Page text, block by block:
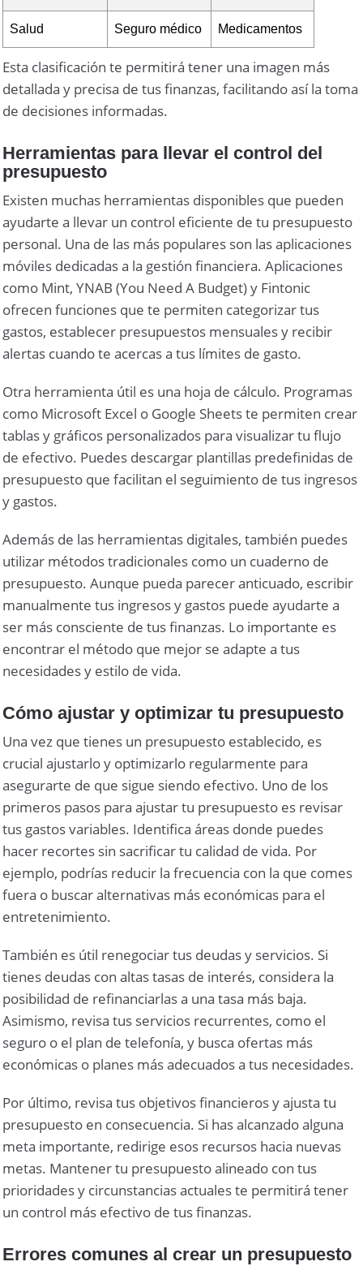
Salud Seguro médico Medicamentos
Esta clasificación te permitirá tener una imagen más
detallada y precisa de tus finanzas, facilitando así la toma
de decisiones informadas.
Herramientas para llevar el control del
presupuesto
Existen muchas herramientas disponibles que pueden
ayudarte a llevar un control eficiente de tu presupuesto
personal. Una de las más populares son las aplicaciones
móviles dedicadas a la gestión financiera. Aplicaciones
como Mint, YNAB (You Need A Budget) y Fintonic
ofrecen funciones que te permiten categorizar tus
gastos, establecer presupuestos mensuales y recibir
alertas cuando te acercas a tus límites de gasto.
Otra herramienta útil es una hoja de cálculo. Programas
como Microsoft Excel o Google Sheets te permiten crear
tablas y gráficos personalizados para visualizar tu flujo
de efectivo. Puedes descargar plantillas predefinidas de
presupuesto que facilitan el seguimiento de tus ingresos
y gastos.
Además de las herramientas digitales, también puedes
utilizar métodos tradicionales como un cuaderno de
presupuesto. Aunque pueda parecer anticuado, escribir
manualmente tus ingresos y gastos puede ayudarte a
ser más consciente de tus finanzas. Lo importante es
encontrar el método que mejor se adapte a tus
necesidades y estilo de vida.
Cómo ajustar y optimizar tu presupuesto
Una vez que tienes un presupuesto establecido, es
crucial ajustarlo y optimizarlo regularmente para
asegurarte de que sigue siendo efectivo. Uno de los
primeros pasos para ajustar tu presupuesto es revisar
tus gastos variables. Identifica áreas donde puedes
hacer recortes sin sacrificar tu calidad de vida. Por
ejemplo, podrías reducir la frecuencia con la que comes
fuera o buscar alternativas más económicas para el
entretenimiento.
También es útil renegociar tus deudas y servicios. Si
tienes deudas con altas tasas de interés, considera la
posibilidad de refinanciarlas a una tasa más baja.
Asimismo, revisa tus servicios recurrentes, como el
seguro o el plan de telefonía, y busca ofertas más
económicas o planes más adecuados a tus necesidades.
Por último, revisa tus objetivos financieros y ajusta tu
presupuesto en consecuencia. Si has alcanzado alguna
meta importante, redirige esos recursos hacia nuevas
metas. Mantener tu presupuesto alineado con tus
prioridades y circunstancias actuales te permitirá tener
un control más efectivo de tus finanzas.
Errores comunes al crear un presupuesto